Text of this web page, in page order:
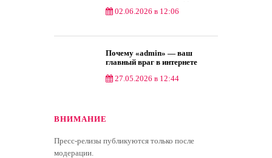
02.06.2026 в 12:06
Почему «admin» — ваш
главный враг в интернете
27.05.2026 в 12:44
ВНИМАНИЕ
Пресс-релизы публикуются только после
модерации.